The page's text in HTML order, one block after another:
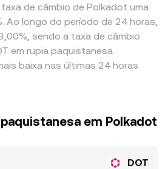
de câmbio de Polkadot uma
Ao longo do período de 24 horas,
sendo a taxa de câmbio
em rupia paquistanesa
baixa nas últimas 24 horas
em Polkadot
DOT